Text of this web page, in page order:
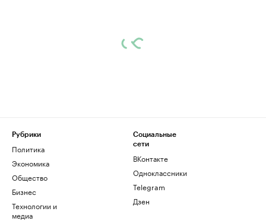
Рубрики
Политика
Экономика
Общество
Бизнес
Технологии и
медиа
Социальные
сети
ВКонтакте
Одноклассники
Telegram
Дзен